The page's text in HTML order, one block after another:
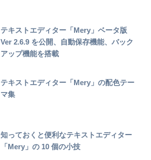
テキストエディター「Mery」ベータ版
Ver 2.6.9 を公開、自動保存機能、バック
アップ機能を搭載
テキストエディター「Mery」の配色テー
マ集
知っておくと便利なテキストエディター
「Mery」の 10 個の小技